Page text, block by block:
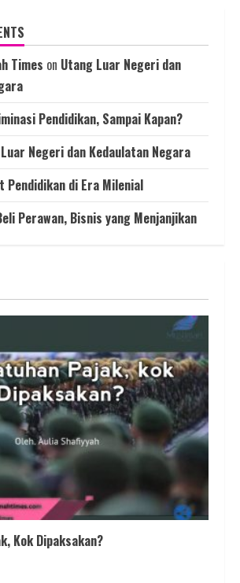
Times on Utang Luar Negeri dan
Pendidikan, Sampai Kapan?
Negeri dan Kedaulatan Negara
Pendidikan di Era Milenial
Perawan, Bisnis yang Menjanjikan
Kok Dipaksakan?